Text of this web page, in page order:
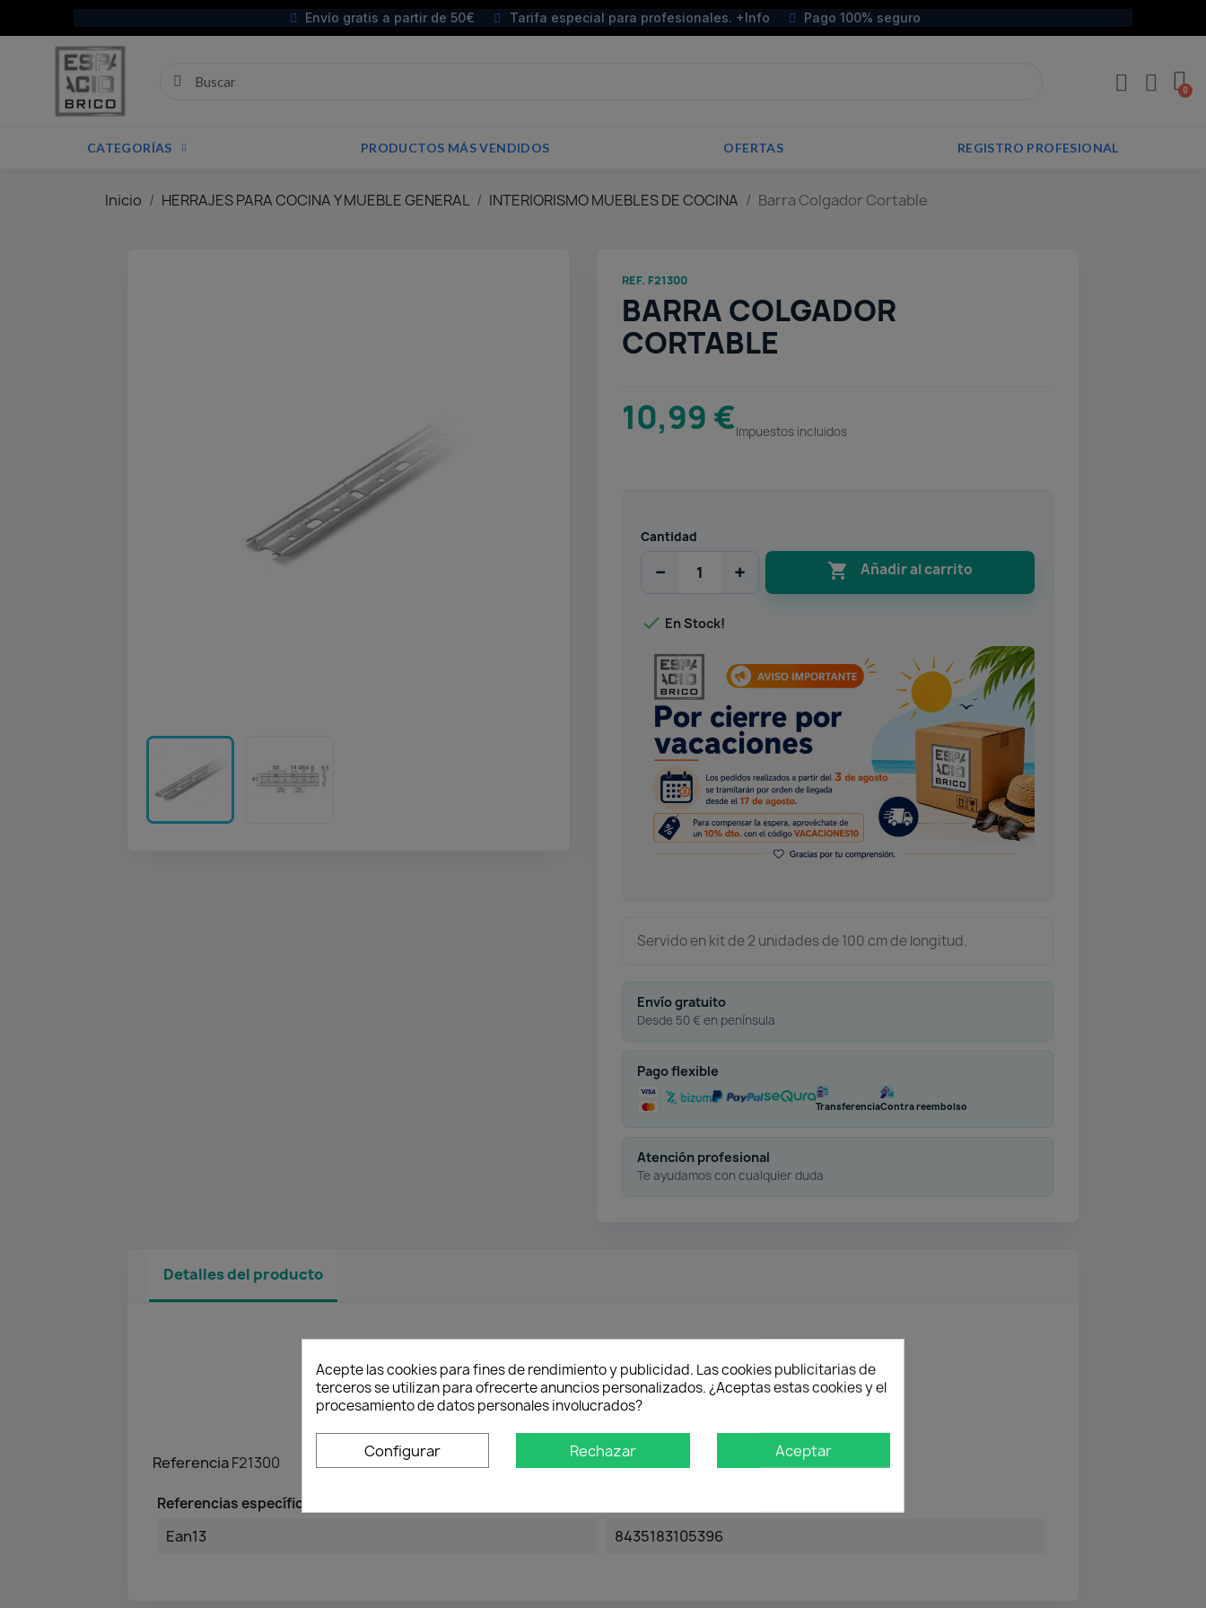
Envío gratis a partir de 50€ Tarifa especial para profesionales. +Info Pago 100% seguro
CATEGORÍAS PRODUCTOS MÁS VENDIDOS OFERTAS REGISTRO PROFESIONAL
Inicio HERRAJES PARA COCINA Y MUEBLE GENERAL INTERIORISMO MUEBLES DE COCINA Barra Colgador Cortable
REF. F21300
BARRA COLGADOR
CORTABLE
10,99 €Impuestos incluidos
Cantidad
− +  Añadir al carrito
 En Stock!
Servido en kit de 2 unidades de 100 cm de longitud.
Envío gratuito
Desde 50 € en península
Pago flexible
TransferenciaContra reembolso
Atención profesional
Te ayudamos con cualquier duda
Detalles del producto
ReferenciaF21300
Referencias específicas
Ean13 8435183105396
Acepte las cookies para fines de rendimiento y publicidad. Las cookies publicitarias de
terceros se utilizan para ofrecerte anuncios personalizados. ¿Aceptas estas cookies y el
procesamiento de datos personales involucrados?
Configurar Rechazar Aceptar